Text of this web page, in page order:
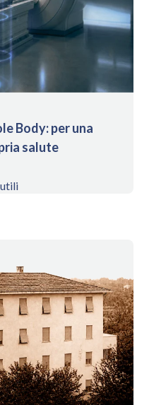
Body: per una
salute